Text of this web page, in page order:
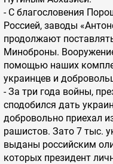
- С благословения
Россией, заводы
продолжают
Миноброны.
помощью наших
украинцев и
- За три года войны,
сподобился дать
добровольно приехал
рашистов. Зато 7 тыс.
выданы российским
которых президент